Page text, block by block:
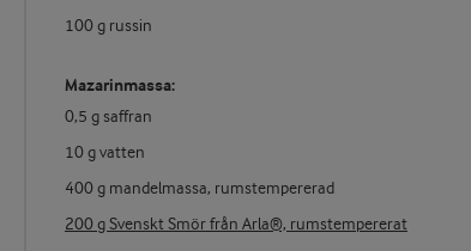
100 g russin
Mazarinmassa:
0,5 g saffran
10 g vatten
400 g mandelmassa, rumstempererad
200 g Svenskt Smör från Arla®, rumstempererat